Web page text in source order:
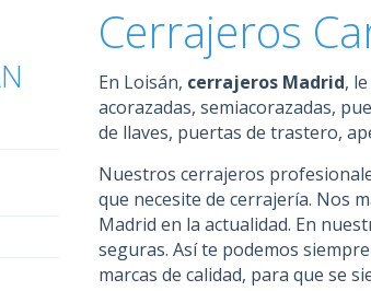
Cerrajeros
En Loisán, cerrajeros Madrid,
acorazadas, semiacorazadas,
de llaves, puertas de trastero,
Nuestros cerrajeros
que necesite de cerrajería. Nos
Madrid en la actualidad. En
seguras. Así te podemos
marcas de calidad, para que se